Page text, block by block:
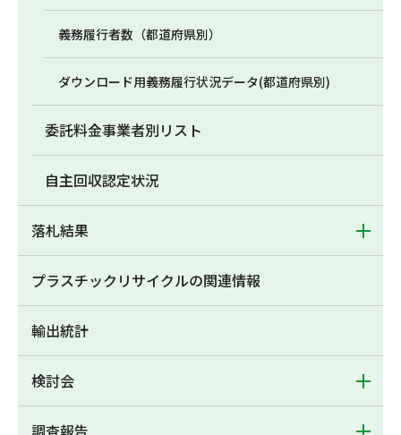
義務履行者数（都道府県別）
ダウンロード用義務履行状況データ(都道府県別)
委託料金事業者別リスト
自主回収認定状況
落札結果
プラスチックリサイクルの関連情報
輸出統計
検討会
調査報告